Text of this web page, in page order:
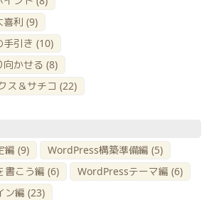
喜利 (9)
引き (10)
向かせる (8)
ス＆サチコ (22)
編 (9) WordPress構築準備編 (5)
書こう編 (6) WordPressテーマ編 (6)
ン編 (23)